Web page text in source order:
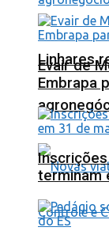
Linhares
Evair de
Embrapa
terminam